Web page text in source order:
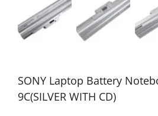
SONY Laptop Battery
9C(SILVER WITH CD)